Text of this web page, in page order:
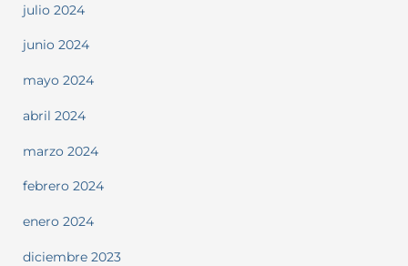
julio 2024
junio 2024
mayo 2024
abril 2024
marzo 2024
febrero 2024
enero 2024
diciembre 2023